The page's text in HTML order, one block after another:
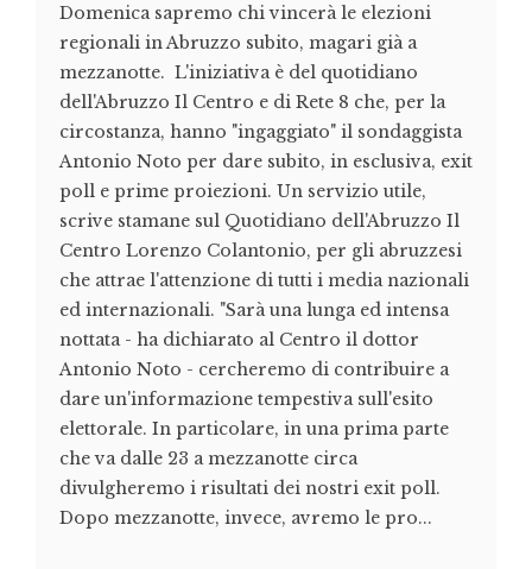
Domenica sapremo chi vincerà le elezioni
regionali in Abruzzo subito, magari già a
mezzanotte. L'iniziativa è del quotidiano
dell'Abruzzo Il Centro e di Rete 8 che, per la
circostanza, hanno "ingaggiato" il sondaggista
Antonio Noto per dare subito, in esclusiva, exit
poll e prime proiezioni. Un servizio utile,
scrive stamane sul Quotidiano dell'Abruzzo Il
Centro Lorenzo Colantonio, per gli abruzzesi
che attrae l'attenzione di tutti i media nazionali
ed internazionali. "Sarà una lunga ed intensa
nottata - ha dichiarato al Centro il dottor
Antonio Noto - cercheremo di contribuire a
dare un'informazione tempestiva sull'esito
elettorale. In particolare, in una prima parte
che va dalle 23 a mezzanotte circa
divulgheremo i risultati dei nostri exit poll.
Dopo mezzanotte, invece, avremo le pro...